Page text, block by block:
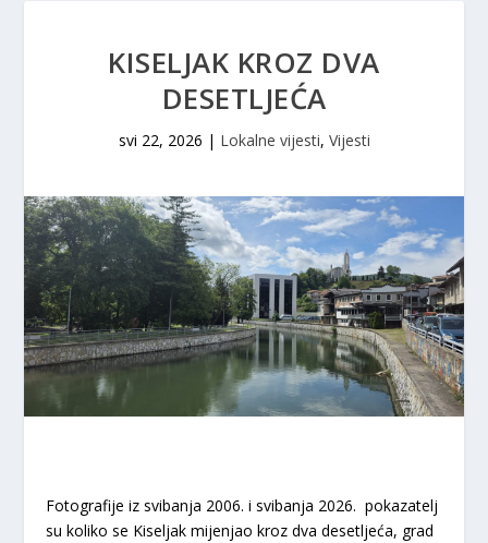
KISELJAK KROZ DVA
DESETLJEĆA
svi 22, 2026 | Lokalne vijesti, Vijesti
Fotografije iz svibanja 2006. i svibanja 2026. pokazatelj
su koliko se Kiseljak mijenjao kroz dva desetljeća, grad